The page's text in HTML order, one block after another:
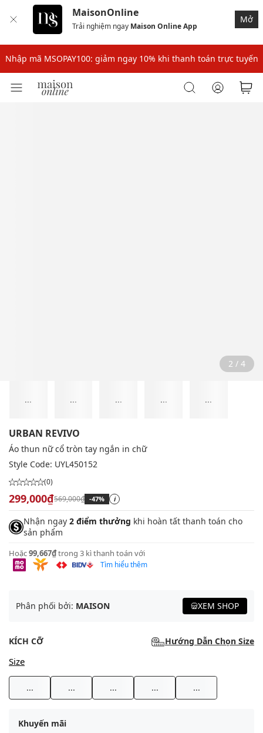
MaisonOnline
Trải nghiệm ngay Maison Online App
Mở
Nhập mã: MSOXINCHAO - Giảm 10% đơn đầu cho thành viên mới!
Nhập mã MSOPAY100: giảm ngay 10% khi thanh toán trực tuyến
Nhập mã: MSOXINCHAO - Giảm 10% đơn đầu cho thành viên mới!
2 / 4
... ... ... ... ...
URBAN REVIVO
Áo thun nữ cổ tròn tay ngắn in chữ
Style Code: UYL450152
(0)
299,000₫569,000₫ -47% i
Nhận ngay 2 điểm thưởng khi hoàn tất thanh toán cho
sản phẩm
Hoặc99,667₫trong 3 kì thanh toán với
Tìm hiểu thêm
Phân phối bởi: MAISON XEM SHOP
KÍCH CỠ Hướng Dẫn Chọn Size
Size
... ... ... ... ...
Khuyến mãi